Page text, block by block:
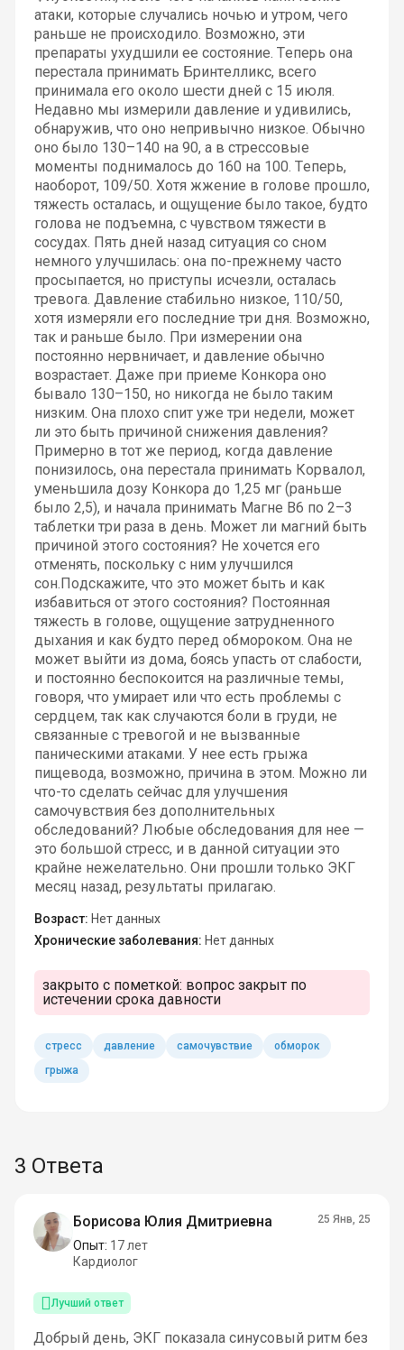
атаки, которые случались ночью и утром, чего
раньше не происходило. Возможно, эти
препараты ухудшили ее состояние. Теперь она
перестала принимать Бринтелликс, всего
принимала его около шести дней с 15 июля.
Недавно мы измерили давление и удивились,
обнаружив, что оно непривычно низкое. Обычно
оно было 130–140 на 90, а в стрессовые
моменты поднималось до 160 на 100. Теперь,
наоборот, 109/50. Хотя жжение в голове прошло,
тяжесть осталась, и ощущение было такое, будто
голова не подъемна, с чувством тяжести в
сосудах. Пять дней назад ситуация со сном
немного улучшилась: она по-прежнему часто
просыпается, но приступы исчезли, осталась
тревога. Давление стабильно низкое, 110/50,
хотя измеряли его последние три дня. Возможно,
так и раньше было. При измерении она
постоянно нервничает, и давление обычно
возрастает. Даже при приеме Конкора оно
бывало 130–150, но никогда не было таким
низким. Она плохо спит уже три недели, может
ли это быть причиной снижения давления?
Примерно в тот же период, когда давление
понизилось, она перестала принимать Корвалол,
уменьшила дозу Конкора до 1,25 мг (раньше
было 2,5), и начала принимать Магне В6 по 2–3
таблетки три раза в день. Может ли магний быть
причиной этого состояния? Не хочется его
отменять, поскольку с ним улучшился
сон.Подскажите, что это может быть и как
избавиться от этого состояния? Постоянная
тяжесть в голове, ощущение затрудненного
дыхания и как будто перед обмороком. Она не
может выйти из дома, боясь упасть от слабости,
и постоянно беспокоится на различные темы,
говоря, что умирает или что есть проблемы с
сердцем, так как случаются боли в груди, не
связанные с тревогой и не вызванные
паническими атаками. У нее есть грыжа
пищевода, возможно, причина в этом. Можно ли
что-то сделать сейчас для улучшения
самочувствия без дополнительных
обследований? Любые обследования для нее —
это большой стресс, и в данной ситуации это
крайне нежелательно. Они прошли только ЭКГ
месяц назад, результаты прилагаю.
Возраст: Нет данных
Хронические заболевания: Нет данных
закрыто с пометкой: вопрос закрыт по
истечении срока давности
стресс давление самочувствие
обморок
грыжа
3 Ответа
Борисова Юлия Дмитриевна
Опыт: 17 лет
Кардиолог
25 Янв, 25
Лучший ответ
Добрый день, ЭКГ показала синусовый ритм без